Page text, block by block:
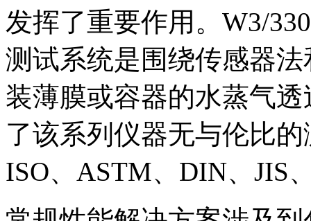
发挥了重要作用。W3/
测试系统是围绕传感器
装薄膜或容器的水蒸气
了该系列仪器无与伦比
ISO、ASTM、DIN、JIS